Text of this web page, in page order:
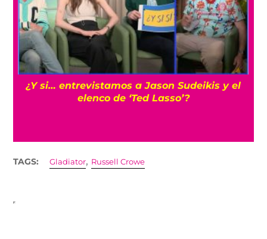
¿Y si… entrevistamos a Jason Sudeikis y el
elenco de ‘Ted Lasso’?
TAGS: Gladiator, Russell Crowe